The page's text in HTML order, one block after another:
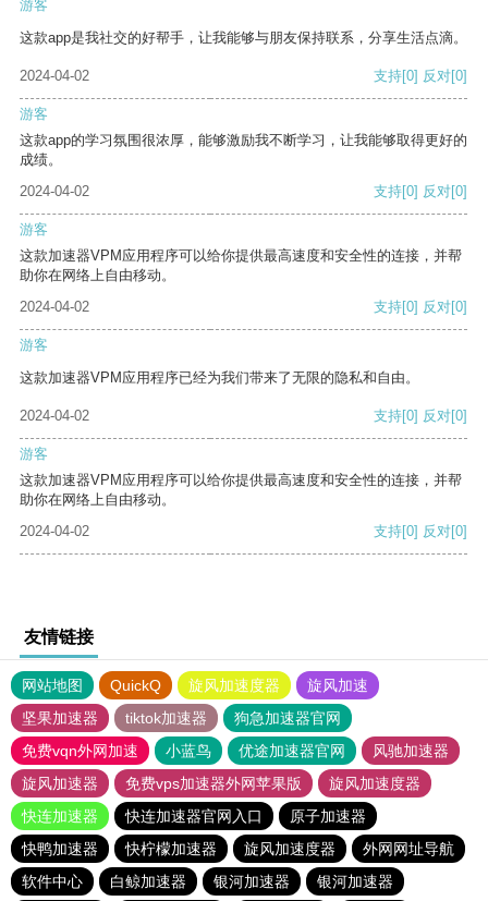
游客
这款app是我社交的好帮手，让我能够与朋友保持联系，分享生活点滴。
2024-04-02 支持[0] 反对[0]
游客
这款app的学习氛围很浓厚，能够激励我不断学习，让我能够取得更好的
成绩。
2024-04-02
支持[0] 反对[0]
游客
这款加速器VPM应用程序可以给你提供最高速度和安全性的连接，并帮
助你在网络上自由移动。
2024-04-02
支持[0] 反对[0]
游客
这款加速器VPM应用程序已经为我们带来了无限的隐私和自由。
2024-04-02 支持[0] 反对[0]
游客
这款加速器VPM应用程序可以给你提供最高速度和安全性的连接，并帮
助你在网络上自由移动。
2024-04-02
支持[0] 反对[0]
友情链接
网站地图 QuickQ 旋风加速度器
旋风加速
坚果加速器
tiktok加速器
狗急加速器官网
免费vqn外网加速
小蓝鸟 优途加速器官网
风驰加速器
旋风加速器
免费vps加速器外网苹果版
旋风加速度器
快连加速器
快连加速器官网入口
原子加速器
快鸭加速器
快柠檬加速器 旋风加速度器
外网网址导航
软件中心
白鲸加速器 银河加速器 银河加速器